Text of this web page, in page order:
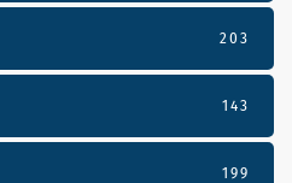
203
143
199